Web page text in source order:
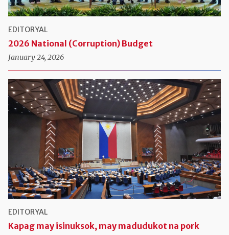
EDITORYAL
2026 National (Corruption) Budget
January 24, 2026
EDITORYAL
Kapag may isinuksok, may madudukot na pork